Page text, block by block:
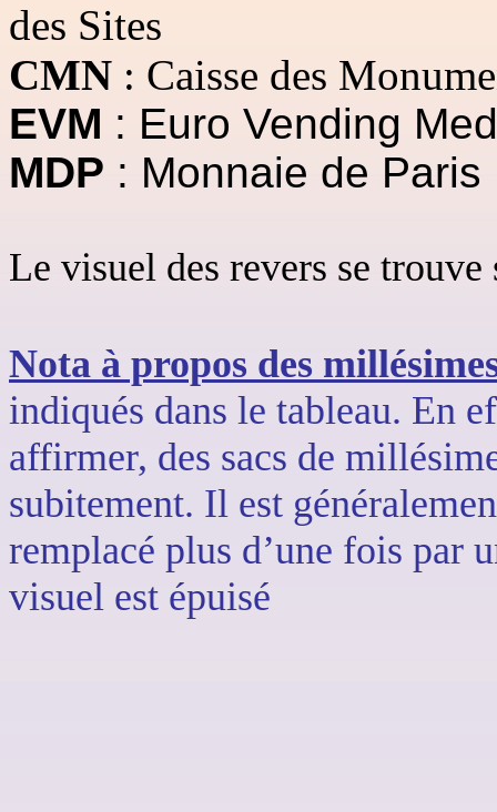
des Sites
CMN : Caisse des
EVM : Euro Vending
MDP : Monnaie de Paris
Le visuel des revers se
Nota à propos des
indiqués dans le tableau. En
affirmer, des sacs de
subitement. Il est
remplacé plus d’une fois par
visuel est épuisé